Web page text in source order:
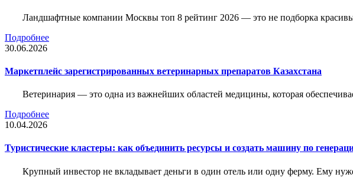
Ландшафтные компании Москвы топ 8 рейтинг 2026 — это не подборка
Подробнее
30.06.2026
Маркетплейс зарегистрированных ветеринарных препаратов Казахстана
Ветеринария — это одна из важнейших областей медицины, которая
Подробнее
10.04.2026
Туристические кластеры: как объединить ресурсы и создать машину по
Крупный инвестор не вкладывает деньги в один отель или одну ферму. Ему